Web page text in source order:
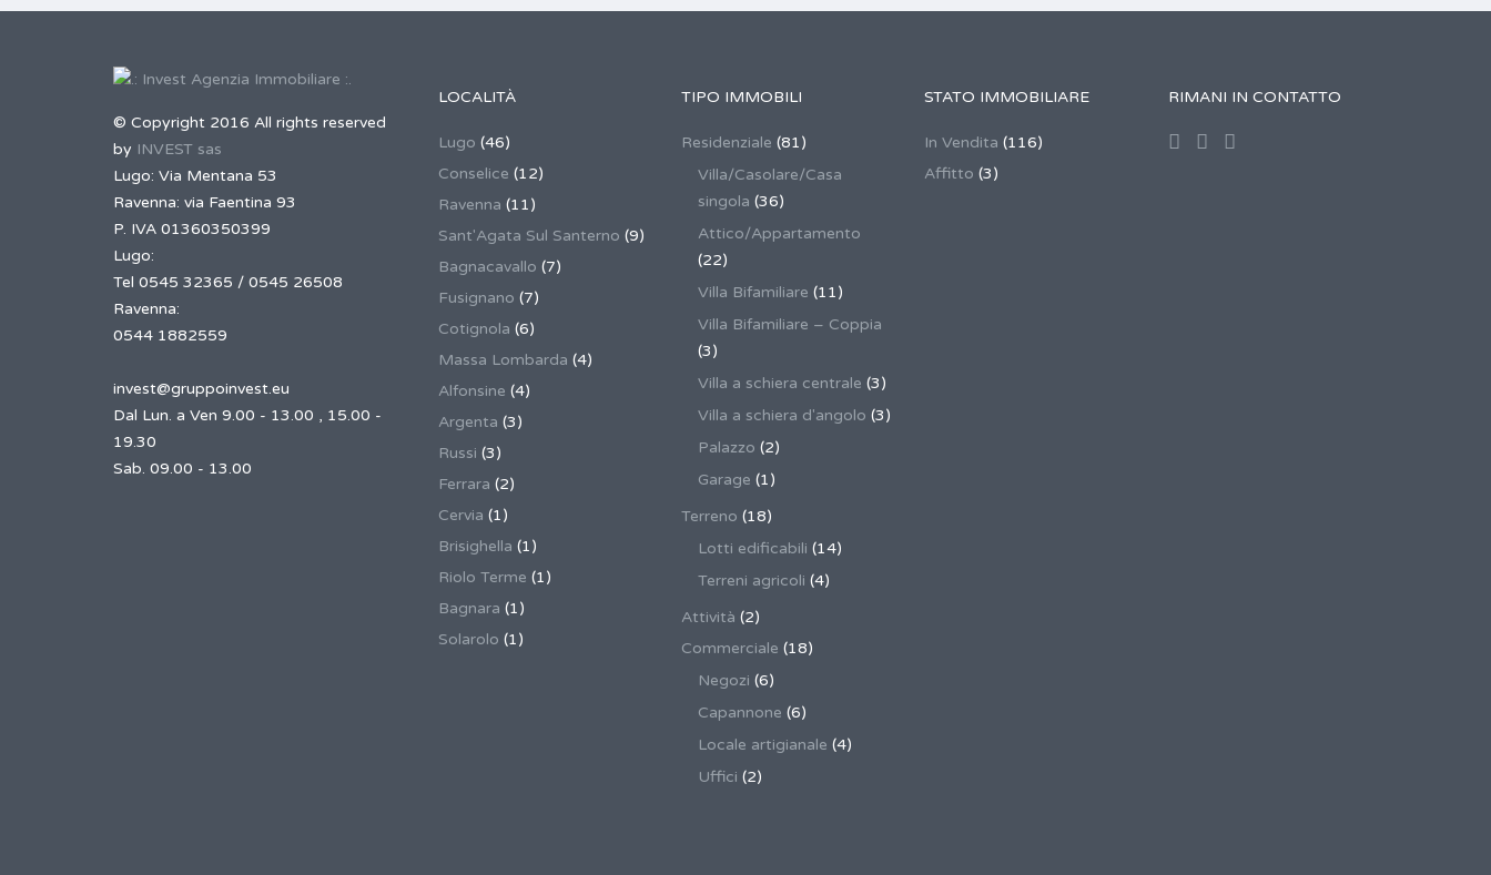
© Copyright 2016 All rights reserved
by INVEST sas
Lugo: Via Mentana 53
Ravenna: via Faentina 93
P. IVA 01360350399
Lugo:
Tel 0545 32365 / 0545 26508
Ravenna:
0544 1882559
invest@gruppoinvest.eu
Dal Lun. a Ven 9.00 - 13.00 , 15.00 -
19.30
Sab. 09.00 - 13.00
LOCALITÀ
Lugo (46)
Conselice (12)
Ravenna (11)
Sant'Agata Sul Santerno (9)
Bagnacavallo (7)
Fusignano (7)
Cotignola (6)
Massa Lombarda (4)
Alfonsine (4)
Argenta (3)
Russi (3)
Ferrara (2)
Cervia (1)
Brisighella (1)
Riolo Terme (1)
Bagnara (1)
Solarolo (1)
TIPO IMMOBILI
Residenziale (81)
Villa/Casolare/Casa
singola (36)
Attico/Appartamento
(22)
Villa Bifamiliare (11)
Villa Bifamiliare – Coppia
(3)
Villa a schiera centrale (3)
Villa a schiera d'angolo (3)
Palazzo (2)
Garage (1)
Terreno (18)
Lotti edificabili (14)
Terreni agricoli (4)
Attività (2)
Commerciale (18)
Negozi (6)
Capannone (6)
Locale artigianale (4)
Uffici (2)
STATO IMMOBILIARE
In Vendita (116)
Affitto (3)
RIMANI IN CONTATTO